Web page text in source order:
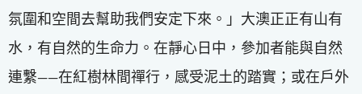
氛圍和空間去幫助我們安定下來。」大澳正正有山有
水，有自然的生命力。在靜心日中，參加者能與自然
連繫——在紅樹林間禪行，感受泥土的踏實；或在戶外